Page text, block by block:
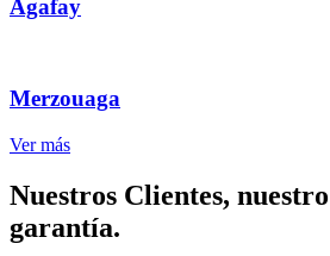
Agafay
Merzouaga
Ver más
Nuestros Clientes,
garantía.